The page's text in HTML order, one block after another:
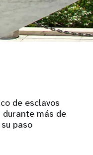
de esclavos
durante más de
paso